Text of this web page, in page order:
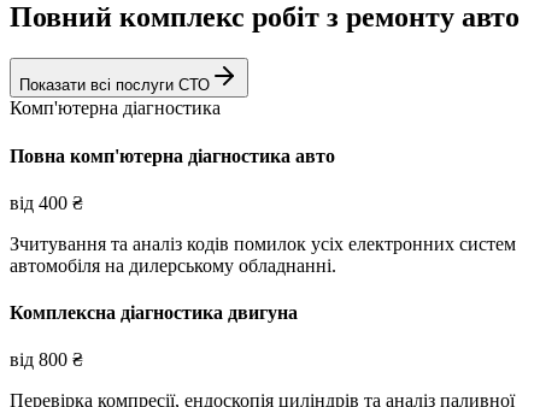
Повний комплекс робіт з ремонту авто
Показати всі послуги СТО
Комп'ютерна діагностика
Повна комп'ютерна діагностика авто
від 400 ₴
Зчитування та аналіз кодів помилок усіх електронних систем
автомобіля на дилерському обладнанні.
Комплексна діагностика двигуна
від 800 ₴
Перевірка компресії, ендоскопія циліндрів та аналіз паливної